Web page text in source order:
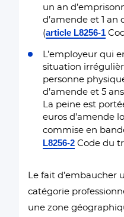
un an
d’amende et 1 an
(article L8256-1
L’employeur qui
situation
personne
d’amende et 5
La peine est
euros d’amende
commise en
L8256-2 Code du
Le fait d’embaucher
catégorie
une zone